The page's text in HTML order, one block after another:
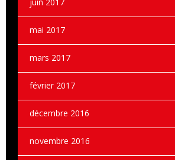
mai 2017
mars 2017
février 2017
décembre 2016
novembre 2016